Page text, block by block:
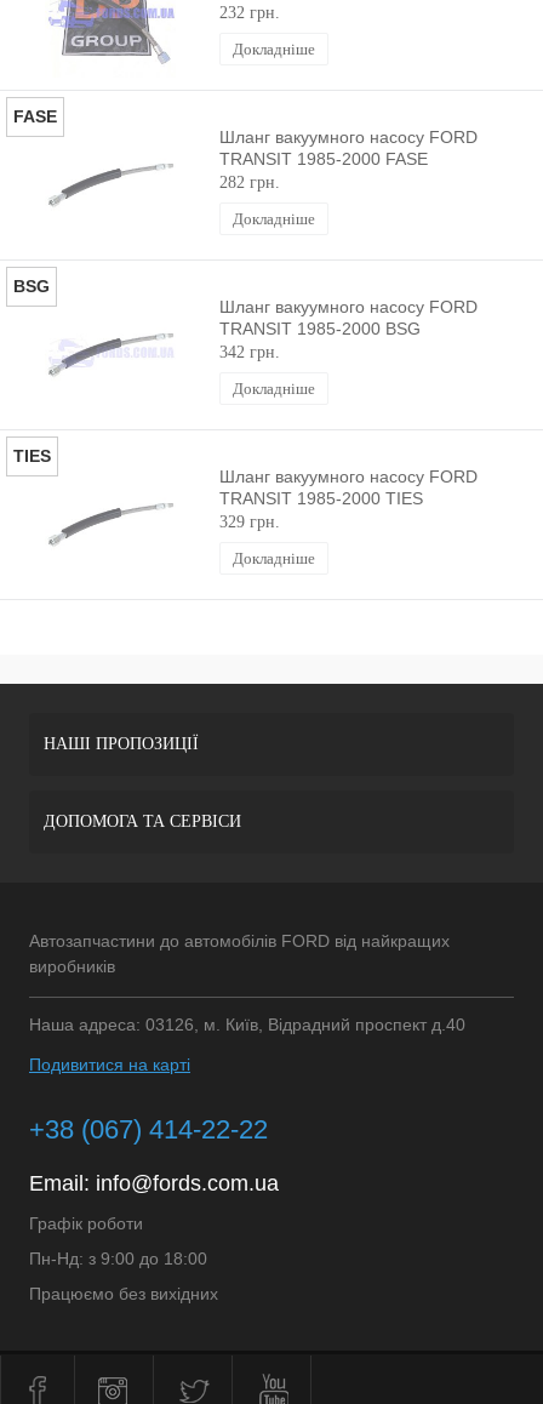
232 грн.
Докладніше
FASE
Шланг вакуумного насосу FORD
TRANSIT 1985-2000 FASE
282 грн.
Докладніше
BSG
Шланг вакуумного насосу FORD
TRANSIT 1985-2000 BSG
342 грн.
Докладніше
TIES
Шланг вакуумного насосу FORD
TRANSIT 1985-2000 TIES
329 грн.
Докладніше
НАШІ ПРОПОЗИЦІЇ
ДОПОМОГА ТА СЕРВІСИ
Автозапчастини до автомобілів FORD від найкращих
виробників
Наша адреса: 03126, м. Київ, Відрадний проспект д.40
Подивитися на карті
+38 (067) 414-22-22
Email: info@fords.com.ua
Графік роботи
Пн-Нд: з 9:00 до 18:00
Працюємо без вихідних